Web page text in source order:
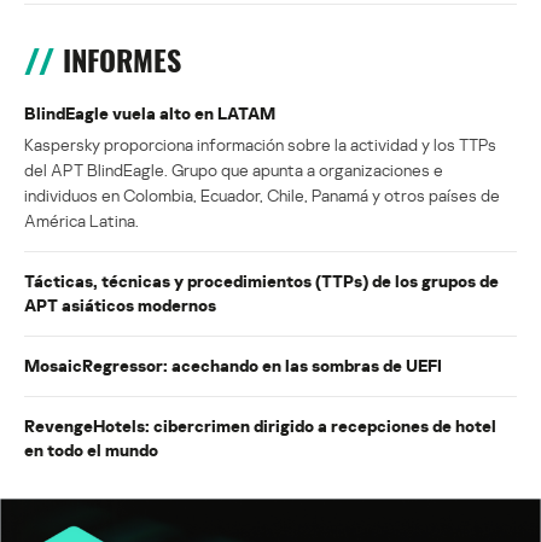
INFORMES
BlindEagle vuela alto en LATAM
Kaspersky proporciona información sobre la actividad y los TTPs
del APT BlindEagle. Grupo que apunta a organizaciones e
individuos en Colombia, Ecuador, Chile, Panamá y otros países de
América Latina.
Tácticas, técnicas y procedimientos (TTPs) de los grupos de
APT asiáticos modernos
MosaicRegressor: acechando en las sombras de UEFI
RevengeHotels: cibercrimen dirigido a recepciones de hotel
en todo el mundo